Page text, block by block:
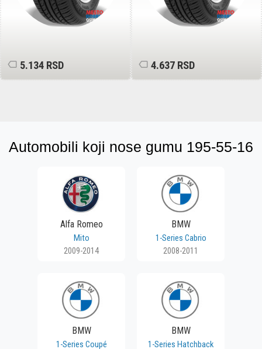
5.134 RSD 4.637 RSD
Automobili koji nose gumu 195-55-16
Alfa Romeo
Mito
2009-2014
BMW
1-Series Cabrio
2008-2011
BMW
1-Series Coupé
BMW
1-Series Hatchback